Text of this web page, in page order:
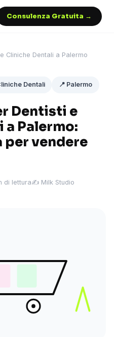
Consulenza Gratuita →
Cliniche Dentali a Palermo
Dentali 📍 Palermo
Dentisti e
a Palermo:
per vendere
di lettura✍️ Milk Studio